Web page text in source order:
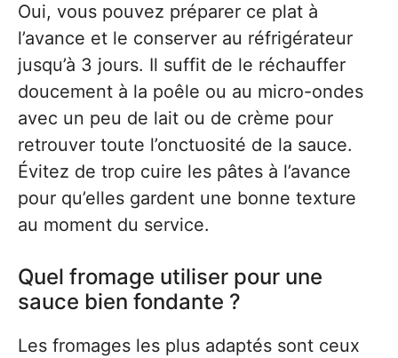
Oui, vous pouvez préparer ce plat à
l’avance et le conserver au réfrigérateur
jusqu’à 3 jours. Il suffit de le réchauffer
doucement à la poêle ou au micro-ondes
avec un peu de lait ou de crème pour
retrouver toute l’onctuosité de la sauce.
Évitez de trop cuire les pâtes à l’avance
pour qu’elles gardent une bonne texture
au moment du service.
Quel fromage utiliser pour une
sauce bien fondante ?
Les fromages les plus adaptés sont ceux